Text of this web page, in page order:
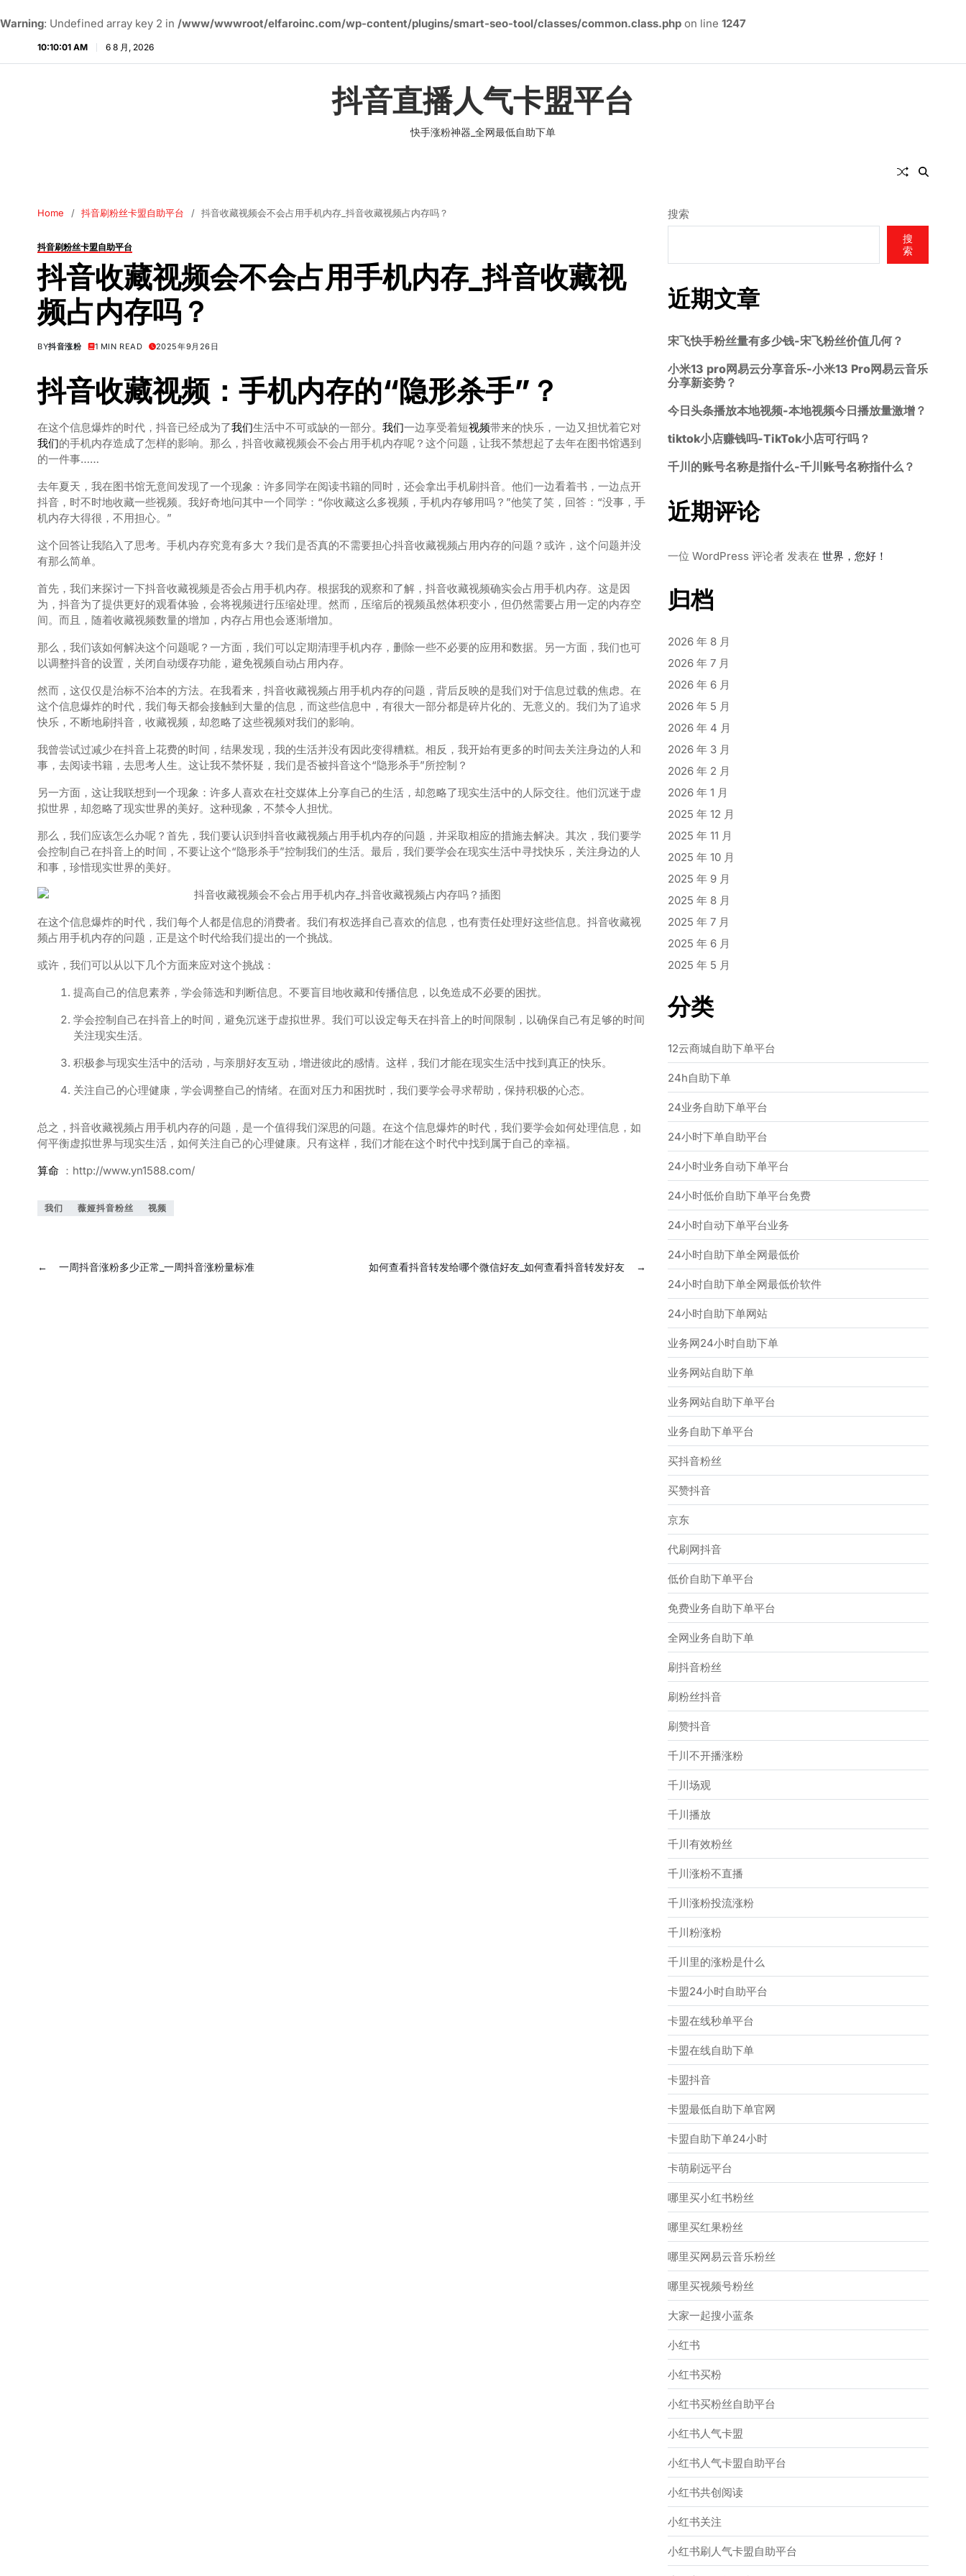
Warning: Undefined array key 2 in /www/wwwroot/elfaroinc.com/wp-content/plugins/smart-seo-tool/classes/common.class.php on line 1247
10:10:02 AM 6 8 月, 2026
抖音直播人气卡盟平台
快手涨粉神器_全网最低自助下单
Home 抖音刷粉丝卡盟自助平台 抖音收藏视频会不会占用手机内存_抖音收藏视频占内存吗？
抖音刷粉丝卡盟自助平台
抖音收藏视频会不会占用手机内存_抖音收藏视
频占内存吗？
BY抖音涨粉 1 MIN READ 2025年9月26日
抖音收藏视频 ：手机内存的“隐形杀手”？
在这个信息爆炸的时代，抖音已经成为了我们生活中不可或缺的一部分。 我们一边享受着短视频带来的快乐，一边又担忧着它对
我们的手机内存造成了怎样的影响。那么，抖音收藏视频会不会占用手机内存呢？这个问题，让我不禁想起了去年在图书馆遇到
的一件事……
去年夏天，我在图书馆无意间发现了一个现象：许多同学在阅读书籍的同时，还会拿出手机刷抖音。他们一边看着书，一边点开
抖音，时不时地收藏一些视频。我好奇地问其中一个同学：“你收藏这么多视频，手机内存够用吗？”他笑了笑，回答：“没事，手
机内存大得很，不用担心。”
这个回答让我陷入了思考。手机内存究竟有多大？我们是否真的不需要担心抖音收藏视频占用内存的问题？或许，这个问题并没
有那么简单。
首先，我们来探讨一下抖音收藏视频是否会占用手机内存。根据我的观察和了解，抖音收藏视频确实会占用手机内存。这是因
为，抖音为了提供更好的观看体验，会将视频进行压缩处理。然而，压缩后的视频虽然体积变小，但仍然需要占用一定的内存空
间。而且，随着收藏视频数量的增加，内存占用也会逐渐增加。
那么，我们该如何解决这个问题呢？一方面，我们可以定期清理手机内存，删除一些不必要的应用和数据。另一方面，我们也可
以调整抖音的设置，关闭自动缓存功能，避免视频自动占用内存。
然而，这仅仅是治标不治本的方法。在我看来，抖音收藏视频占用手机内存的问题，背后反映的是我们对于信息过载的焦虑。在
这个信息爆炸的时代，我们每天都会接触到大量的信息，而这些信息中，有很大一部分都是碎片化的、无意义的。我们为了追求
快乐，不断地刷抖音，收藏视频，却忽略了这些视频对我们的影响。
我曾尝试过减少在抖音上花费的时间，结果发现，我的生活并没有因此变得糟糕。相反，我开始有更多的时间去关注身边的人和
事，去阅读书籍，去思考人生。这让我不禁怀疑，我们是否被抖音这个“隐形杀手”所控制？
另一方面，这让我联想到一个现象：许多人喜欢在社交媒体上分享自己的生活，却忽略了现实生活中的人际交往。他们沉迷于虚
拟世界，却忽略了现实世界的美好。这种现象，不禁令人担忧。
那么，我们应该怎么办呢？首先，我们要认识到抖音收藏视频占用手机内存的问题，并采取相应的措施去解决。其次，我们要学
会控制自己在抖音上的时间，不要让这个“隐形杀手”控制我们的生活。最后，我们要学会在现实生活中寻找快乐，关注身边的人
和事，珍惜现实世界的美好。
在这个信息爆炸的时代，我们每个人都是信息的消费者。我们有权选择自己喜欢的信息，也有责任处理好这些信息。抖音收藏视
频占用手机内存的问题，正是这个时代给我们提出的一个挑战。
或许，我们可以从以下几个方面来应对这个挑战：
提高自己的信息素养，学会筛选和判断信息。不要盲目地收藏和传播信息，以免造成不必要的困扰。
学会控制自己在抖音上的时间，避免沉迷于虚拟世界。我们可以设定每天在抖音上的时间限制，以确保自己有足够的时间
关注现实生活。
积极参与现实生活中的活动，与亲朋好友互动，增进彼此的感情。这样，我们才能在现实生活中找到真正的快乐。
关注自己的心理健康，学会调整自己的情绪。在面对压力和困扰时，我们要学会寻求帮助，保持积极的心态。
总之，抖音收藏视频占用手机内存的问题，是一个值得我们深思的问题。在这个信息爆炸的时代，我们要学会如何处理信息，如
何平衡虚拟世界与现实生活，如何关注自己的心理健康。只有这样，我们才能在这个时代中找到属于自己的幸福。
算命 ：http://www.yn1588.com/
我们 薇娅抖音粉丝 视频
← 一周抖音涨粉多少正常_一周抖音涨粉量标准 →
如何查看抖音转发给哪个微信好友_如何查看抖音转发好友
搜索
搜
索
近期文章
宋飞快手粉丝量有多少钱-宋飞粉丝价值几何？
小米13 pro网易云分享音乐-小米13 Pro网易云音乐
分享新姿势？
今日头条播放本地视频-本地视频今日播放量激增？
tiktok小店赚钱吗-TikTok小店可行吗？
千川的账号名称是指什么-千川账号名称指什么？
近期评论
一位 WordPress 评论者 发表在 世界，您好！
归档
2026 年 8 月
2026 年 7 月
2026 年 6 月
2026 年 5 月
2026 年 4 月
2026 年 3 月
2026 年 2 月
2026 年 1 月
2025 年 12 月
2025 年 11 月
2025 年 10 月
2025 年 9 月
2025 年 8 月
2025 年 7 月
2025 年 6 月
2025 年 5 月
分类
12云商城自助下单平台
24h自助下单
24业务自助下单平台
24小时下单自助平台
24小时业务自动下单平台
24小时低价自助下单平台免费
24小时自动下单平台业务
24小时自助下单全网最低价
24小时自助下单全网最低价软件
24小时自助下单网站
业务网24小时自助下单
业务网站自助下单
业务网站自助下单平台
业务自助下单平台
买抖音粉丝
买赞抖音
京东
代刷网抖音
低价自助下单平台
免费业务自助下单平台
全网业务自助下单
刷抖音粉丝
刷粉丝抖音
刷赞抖音
千川不开播涨粉
千川场观
千川播放
千川有效粉丝
千川涨粉不直播
千川涨粉投流涨粉
千川粉涨粉
千川里的涨粉是什么
卡盟24小时自助平台
卡盟在线秒单平台
卡盟在线自助下单
卡盟抖音
卡盟最低自助下单官网
卡盟自助下单24小时
卡萌刷远平台
哪里买小红书粉丝
哪里买红果粉丝
哪里买网易云音乐粉丝
哪里买视频号粉丝
大家一起搜小蓝条
小红书
小红书买粉
小红书买粉丝自助平台
小红书人气卡盟
小红书人气卡盟自助平台
小红书共创阅读
小红书关注
小红书刷人气卡盟自助平台